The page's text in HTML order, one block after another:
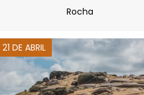
Rocha
21 DE ABRIL